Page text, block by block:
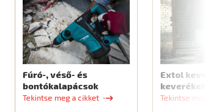
Fúró-, véső- és
bontókalapácsok
Tekintse meg a cikket
Extol
Tekintse meg a